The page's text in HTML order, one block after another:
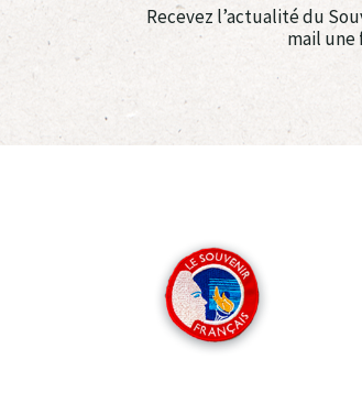
Recevez l’actualité du
mail une